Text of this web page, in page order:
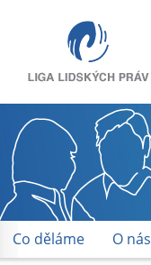
Co děláme O nás